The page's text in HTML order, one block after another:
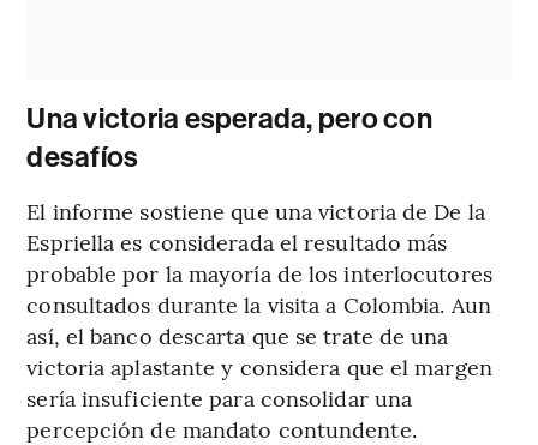
Una victoria esperada, pero con
desafíos
El informe sostiene que una victoria de De la
Espriella es considerada el resultado más
probable por la mayoría de los interlocutores
consultados durante la visita a Colombia. Aun
así, el banco descarta que se trate de una
victoria aplastante y considera que el margen
sería insuficiente para consolidar una
percepción de mandato contundente.